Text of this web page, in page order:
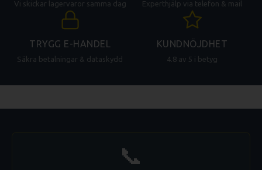
Vi skickar lagervaror samma dag Experthjälp via telefon & mail
TRYGG E-HANDEL
Säkra betalningar & dataskydd
KUNDNÖJDHET
4.8 av 5 i betyg
📞